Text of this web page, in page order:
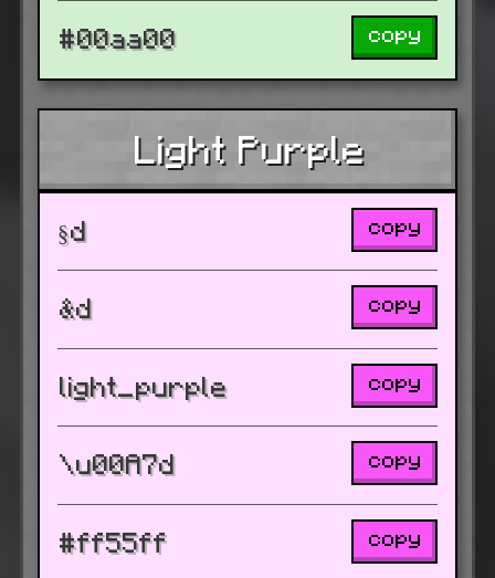
#00aa00 copy
Light Purple
§d copy
&d copy
light_purple copy
\u00A7d copy
#ff55ff copy